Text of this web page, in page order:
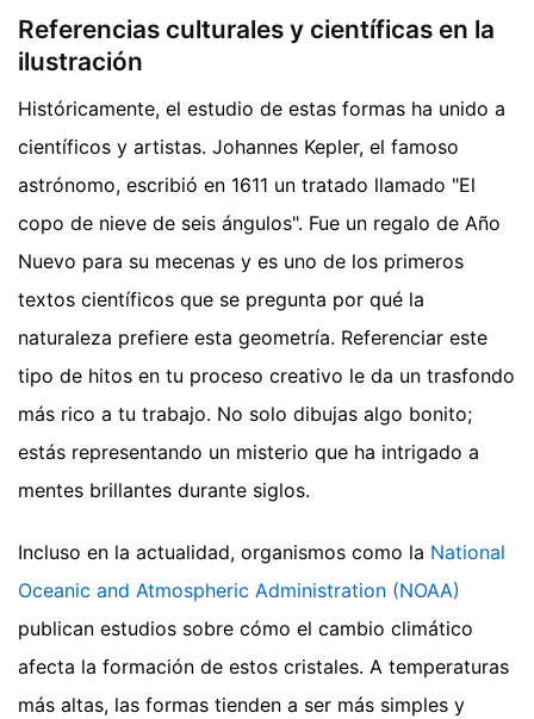
Referencias culturales y científicas en la
ilustración
Históricamente, el estudio de estas formas ha unido a
científicos y artistas. Johannes Kepler, el famoso
astrónomo, escribió en 1611 un tratado llamado "El
copo de nieve de seis ángulos". Fue un regalo de Año
Nuevo para su mecenas y es uno de los primeros
textos científicos que se pregunta por qué la
naturaleza prefiere esta geometría. Referenciar este
tipo de hitos en tu proceso creativo le da un trasfondo
más rico a tu trabajo. No solo dibujas algo bonito;
estás representando un misterio que ha intrigado a
mentes brillantes durante siglos.
Incluso en la actualidad, organismos como la National
Oceanic and Atmospheric Administration (NOAA)
publican estudios sobre cómo el cambio climático
afecta la formación de estos cristales. A temperaturas
más altas, las formas tienden a ser más simples y